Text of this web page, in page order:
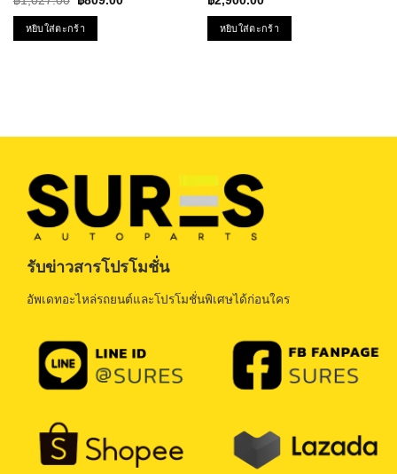
12V รหัส TPFT-002 – TOP
PERFORMANCE JAPAN
was:
฿1,027.00.
หยิบใส่ตะกร้า
สาม
หยิบใส่ตะกร้า
รับข่าวสารโปรโมชั่น
อัพเดทอะไหล่รถยนต์และโปรโมชั่นพิเศษได้ก่อนใคร